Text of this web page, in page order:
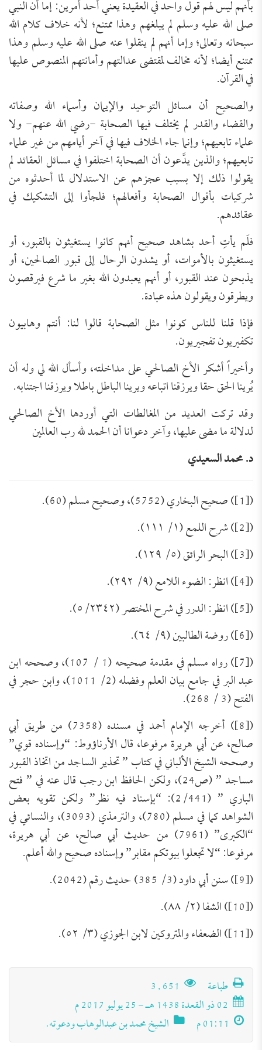
بأنهم ليس لهم قول واحد في العقيدة يعني أحد أمرين: إما أن النبي
صلى الله عليه وسلم لم يبلغهم وهذا ممتنع؛ لأنه خلاف كلام الله
سبحانه وتعالى؛ وإما أنهم لم ينقلوا عنه صلى الله عليه وسلم وهذا
ممتنع أيضا؛ لأنه مخالف لمقتضى عدالتهم وأمانتهم المنصوص عليها
في القرآن.
والصحيح أن مسائل التوحيد والإيمان وأسماء الله وصفاته
والقضاء والقدر لم يختلف فيها الصحابة -رضي الله عنهم- ولا
علماء تابعيهم؛ وإنما جاء الخلاف فيها في آخر أيامهم من غير علماء
تابعيهم؛ والذين يدَّعون أن الصحابة اختلفوا في مسائل العقائد لم
يقولوا ذلك إلا بسبب عجزهم عن الاستدلال لما أحدثوه من
شركيات بأقوال الصحابة وأفعالهم؛ فلجأوا إلى التشكيك في
عقائدهم.
فلَم يأتِ أحد بشاهد صحيح أنهم كانوا يستغيثون بالقبور، أو
يستغيثون بالأموات، أو يشدون الرحال إلى قبور الصالحين، أو
يذبحون عند القبور، أو أنهم يعبدون الله بغير ما شرع فيرقصون
ويطرقون ويقولون هذه عبادة.
فإذا قلنا للناس كونوا مثل الصحابة قالوا لنا: أنتم وهابيون
تكفيريون تفجيريون.
وأخيراً أشكر الأخ الصالحي على مداخلته، وأسأل الله لي وله أن
يُرينا الحق حقا ويرزقنا اتباعه ويرينا الباطل باطلا ويرزقنا اجتنابه.
وقد تركت العديد من المغالطات التي أوردها الأخ الصالحي
لدلالة ما مضى عليها، وآخر دعوانا أن الحمد لله رب العالمين
د. محمد السعيدي
([1]) صحيح البخاري (5752)، وصحيح مسلم (60).
([2]) شرح اللمع (١/ ١١١).
([3]) البحر الرائق (٥/ ١٢٩).
([4]) انظر: الضوء اللامع (٩/ ٢٩٢).
([5]) انظر: الدرر في شرح المختصر (٥/٢٣٤٢).
([6]) روضة الطالبين (٩/ ٦٤).
([7]) رواه مسلم في مقدمة صحيحه (1 / 107)، وصححه ابن
عبد البر في جامع بيان العلم وفضله (2/ 1011)، وابن حجر في
الفتح (3 / 268).
([8]) أخرجه الإمام أحمد في مسنده (7358) من طريق أبي
صالح، عن أبي هريرة مرفوعا، قال الأرناؤوط: “وإسناده قوي”
وصححه الشيخ الألباني في كتاب ” تحذير الساجد من اتخاذ القبور
مساجد ” (ص24)، ولكن الحافظ ابن رجب قال عنه في ” فتح
الباري ” (2/441): “بإسناد فيه نظر” ولكن تقويه بعض
الشواهد كما في مسلم (780)، والترمذي (3093)، والنسائي في
“الكبرى” (7961) من حديث أبي صالح، عن أبي هريرة،
مرفوعا: “لا تجعلوا بيوتكم مقابر” وإسناده صحيح والله أعلم.
([9]) سنن أبي داود (3/ 385) حديث رقم (2042).
([10]) الشفا (٢/ ٨٨).
([11]) الضعفاء والمتروكين لابن الجوزي (٣/ ٥٢).
طباعة
الشيخ محمد بن عبدالوهاب ودعوته.
تَعرِيف بكِتَاب (مجموعة الرَّسائل العقديَّة
للعلامة الشَّيخ محمد عبد الظَّاهر أبو
السَّمح)
للتحميل كملف PDF اضغط على الأيقونة المعلومات
الفنية للكتاب: عنوان الكتاب: مجموعة الرَّسائل
العقديَّة للعلامة الشَّيخ محمد عبد الظَّاهر أبو السَّمح.
اسم المؤلف: أ. د. عبد الله بن عمر الدميجي، أستاذ
العقيدة بكلية الدعوة وأصول الدين بجامعة أم القرى.
رقم الطبعة وتاريخها: الطبعة الأولى في دار الهدي
النبوي بمصر ودار الفضيلة بالرياض، عام 1436هـ/
الحالة السلفية عند أوائل الصوفية
للتحميل كملف PDF اضغط على الأيقونة مقدمة: